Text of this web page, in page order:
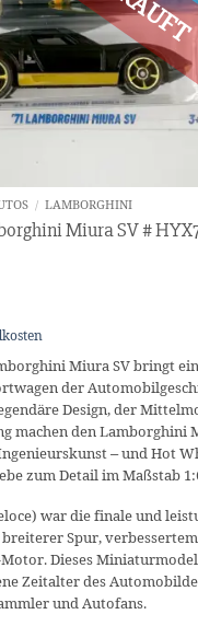
/ LAMBORGHINI
Miura SV #
Miura SV bringt
der
Design, der
machen den Lamborghini
– und Hot
zum Detail im Maßstab
war die finale und
Spur,
Dieses
Zeitalter des
und Autofans.